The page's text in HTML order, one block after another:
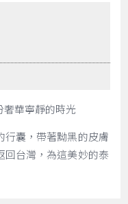
奢華寧靜的時光
囊，帶著黝黑的皮膚
回台灣，為這美妙的泰